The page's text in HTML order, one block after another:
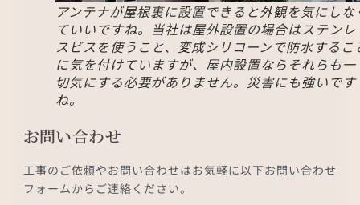
アンテナが屋根裏に設置できると外観を気にしな
ていいですね。当社は屋外設置の場合はステンレ
スビスを使うこと、変成シリコーンで防水するこ
に気を付けていますが、屋内設置ならそれらも一
切気にする必要がありません。災害にも強いです
ね。
お問い合わせ
工事のご依頼やお問い合わせはお気軽に以下お問い合わせ
フォームからご連絡ください。